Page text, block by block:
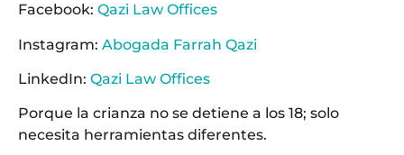
Facebook: Qazi Law Offices
Instagram: Abogada Farrah Qazi
LinkedIn: Qazi Law Offices
Porque la crianza no se detiene a los 18; solo
necesita herramientas diferentes.